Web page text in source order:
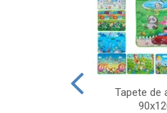
Tapete de